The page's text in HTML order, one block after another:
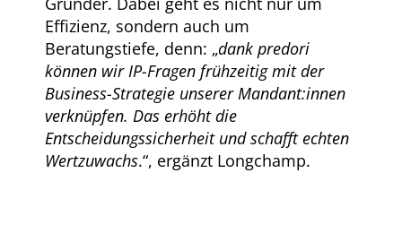
Effizienz, sondern auch um
Beratungstiefe, denn: „dank predori
können wir IP-Fragen frühzeitig mit der
Business-Strategie unserer Mandant:innen
verknüpfen. Das erhöht die
Entscheidungssicherheit und schafft echten
Wertzuwachs.“, ergänzt Longchamp.